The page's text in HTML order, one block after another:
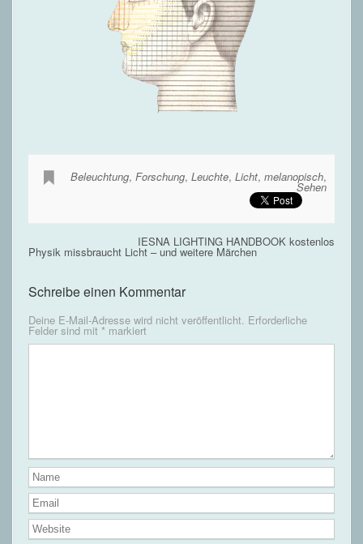
Beleuchtung,Forschung,Leuchte,Licht,melanopisch,
Sehen
IESNA LIGHTING HANDBOOK kostenlos
Physik missbraucht Licht – und weitere Märchen
Schreibe einen Kommentar
Deine E-Mail-Adresse wird nicht veröffentlicht. Erforderliche
Felder sind mit *markiert